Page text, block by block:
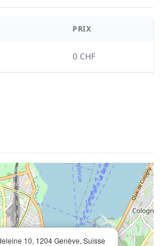
PRIX
0 CHF
10, 1204 Genève, Suisse